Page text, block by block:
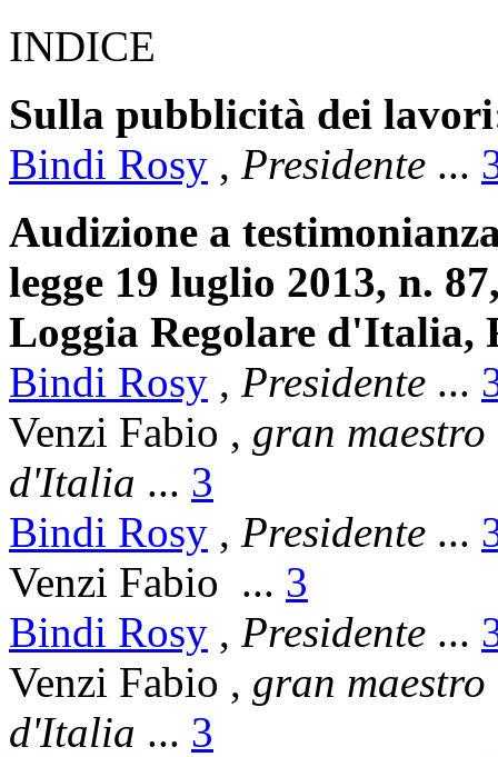
INDICE
Sulla pubblicità dei
Bindi Rosy , Presidente ...
Audizione a
legge 19 luglio 2013, n.
Loggia Regolare d'Italia,
Bindi Rosy , Presidente ...
Venzi Fabio , gran
d'Italia ... 3
Bindi Rosy , Presidente ...
Venzi Fabio ... 3
Bindi Rosy , Presidente ...
Venzi Fabio , gran
d'Italia ... 3